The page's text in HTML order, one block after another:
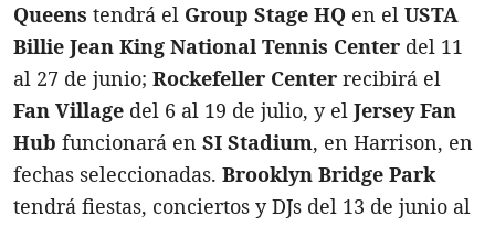
Queens tendrá el Group Stage HQ en el USTA
Billie Jean King National Tennis Center del 11
al 27 de junio; Rockefeller Center recibirá el
Fan Village del 6 al 19 de julio, y el Jersey Fan
Hub funcionará en SI Stadium, en Harrison, en
fechas seleccionadas. Brooklyn Bridge Park
tendrá fiestas, conciertos y DJs del 13 de junio al